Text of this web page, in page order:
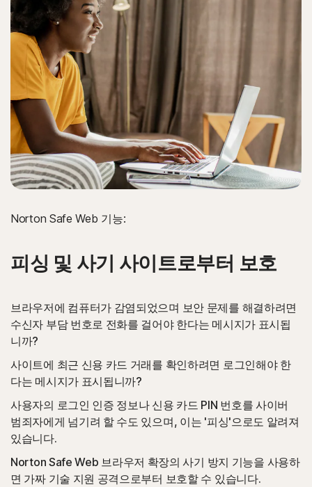
Norton Safe Web 기능:
피싱 및 사기 사이트로부터 보호
브라우저에 컴퓨터가 감염되었으며 보안 문제를 해결하려면
수신자 부담 번호로 전화를 걸어야 한다는 메시지가 표시됩
니까?
사이트에 최근 신용 카드 거래를 확인하려면 로그인해야 한
다는 메시지가 표시됩니까?
사용자의 로그인 인증 정보나 신용 카드 PIN 번호를 사이버
범죄자에게 넘기려 할 수도 있으며, 이는 '피싱'으로도 알려져
있습니다.
Norton Safe Web 브라우저 확장의 사기 방지 기능을 사용하
면 가짜 기술 지원 공격으로부터 보호할 수 있습니다.